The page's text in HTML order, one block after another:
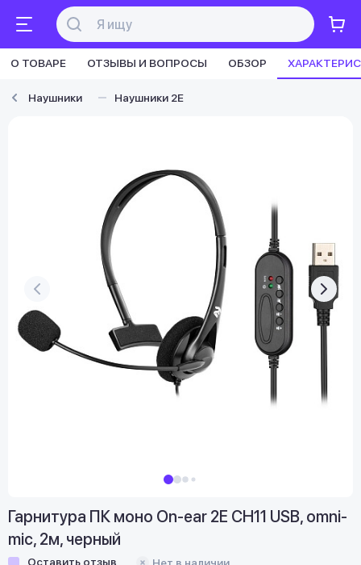
О ТОВАРЕ ОТЗЫВЫ И ВОПРОСЫ ОБЗОР
Наушники Наушники 2E
Гарнитура ПК моно On-ear 2E CH11 USB, omni-
mic, 2м, черный
Оставить отзыв Нет в наличии